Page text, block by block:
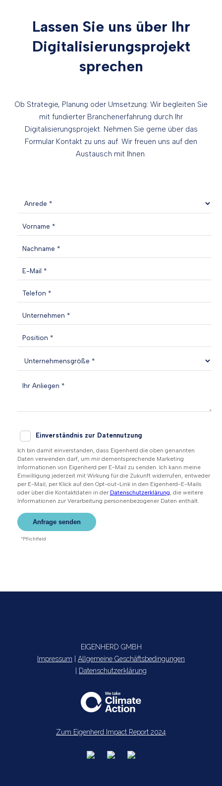
Lassen Sie uns über Ihr
Digitalisierungsprojekt
sprechen
Ob Strategie, Planung oder Umsetzung: Wir begleiten Sie
mit fundierter Branchenerfahrung durch Ihr
Digitalisierungsprojekt. Nehmen Sie gerne über das
Formular Kontakt zu uns auf. Wir freuen uns auf den
Austausch mit Ihnen.
EIGENHERD GMBH
Impressum
Allgemeine Geschäftsbedingungen
Datenschutzerklärung
Zum Eigenherd Impact Report 2024